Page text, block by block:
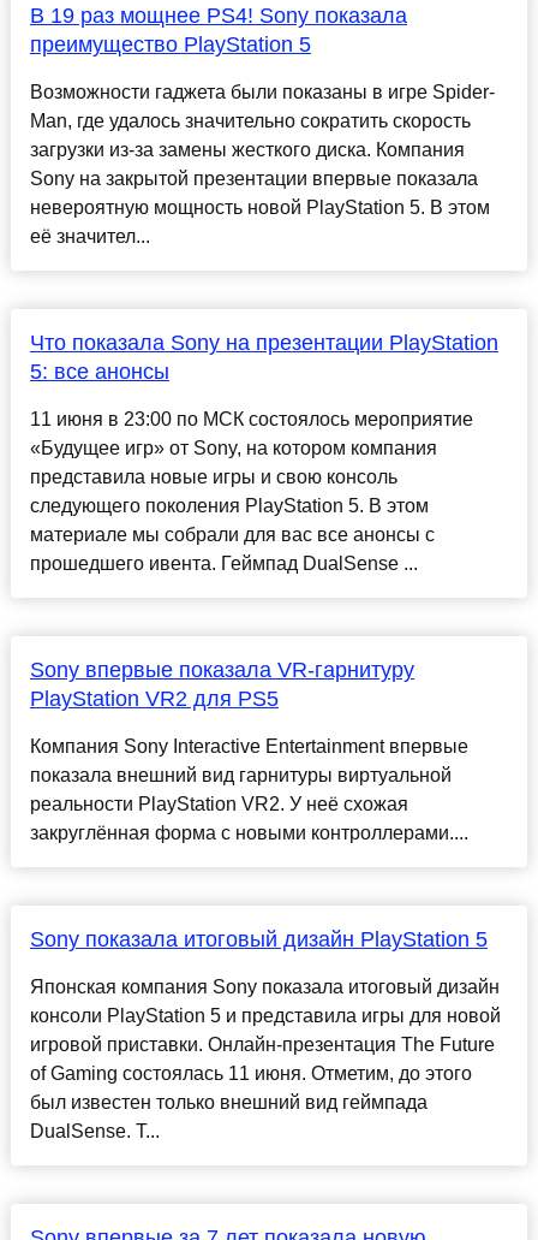
В 19 раз мощнее PS4! Sony показала
преимущество PlayStation 5
Возможности гаджета были показаны в игре Spider-
Man, где удалось значительно сократить скорость
загрузки из-за замены жесткого диска. Компания
Sony на закрытой презентации впервые показала
невероятную мощность новой PlayStation 5. В этом
её значител...
Что показала Sony на презентации PlayStation
5: все анонсы
11 июня в 23:00 по МСК состоялось мероприятие
«Будущее игр» от Sony, на котором компания
представила новые игры и свою консоль
следующего поколения PlayStation 5. В этом
материале мы собрали для вас все анонсы с
прошедшего ивента. Геймпад DualSense ...
Sony впервые показала VR-гарнитуру
PlayStation VR2 для PS5
Компания Sony Interactive Entertainment впервые
показала внешний вид гарнитуры виртуальной
реальности PlayStation VR2. У неё схожая
закруглённая форма с новыми контроллерами....
Sony показала итоговый дизайн PlayStation 5
Японская компания Sony показала итоговый дизайн
консоли PlayStation 5 и представила игры для новой
игровой приставки. Онлайн-презентация The Future
of Gaming состоялась 11 июня. Отметим, до этого
был известен только внешний вид геймпада
DualSense. Т...